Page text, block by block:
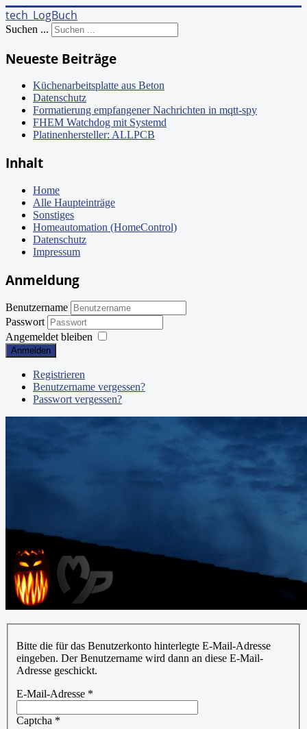
tech_LogBuch
Suchen ...
Neueste Beiträge
Küchenarbeitsplatte aus Beton
Datenschutz
Formatierung empfangener Nachrichten in mqtt-spy
FHEM Watchdog mit Systemd
Platinenhersteller: ALLPCB
Inhalt
Home
Alle Haupteinträge
Sonstiges
Homeautomation (HomeControl)
Datenschutz
Impressum
Anmeldung
Benutzername
Passwort
Angemeldet bleiben
Anmelden
Registrieren
Benutzername vergessen?
Passwort vergessen?
Bitte die für das Benutzerkonto hinterlegte E-Mail-Adresse
eingeben. Der Benutzername wird dann an diese E-Mail-
Adresse geschickt.
E-Mail-Adresse *
Captcha *